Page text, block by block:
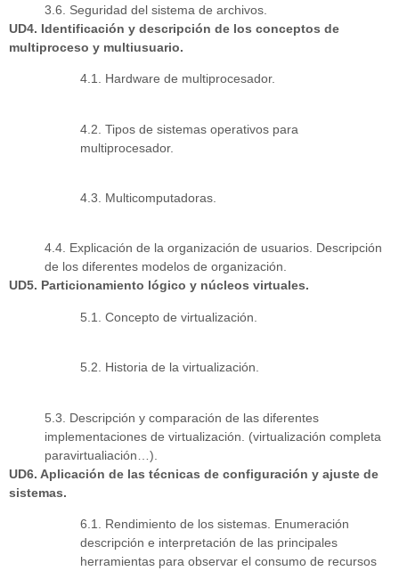
3.6. Seguridad del sistema de archivos.
UD4. Identificación y descripción de los conceptos de
multiproceso y multiusuario.
4.1. Hardware de multiprocesador.
4.2. Tipos de sistemas operativos para
multiprocesador.
4.3. Multicomputadoras.
4.4. Explicación de la organización de usuarios. Descripción
de los diferentes modelos de organización.
UD5. Particionamiento lógico y núcleos virtuales.
5.1. Concepto de virtualización.
5.2. Historia de la virtualización.
5.3. Descripción y comparación de las diferentes
implementaciones de virtualización. (virtualización completa
paravirtualiación…).
UD6. Aplicación de las técnicas de configuración y ajuste de
sistemas.
6.1. Rendimiento de los sistemas. Enumeración
descripción e interpretación de las principales
herramientas para observar el consumo de recursos